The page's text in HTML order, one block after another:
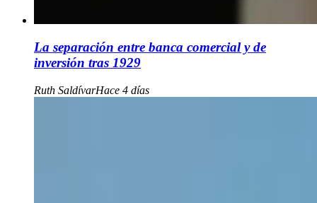
La separación entre banca comercial y de
inversión tras 1929
Ruth SaldívarHace 4 días